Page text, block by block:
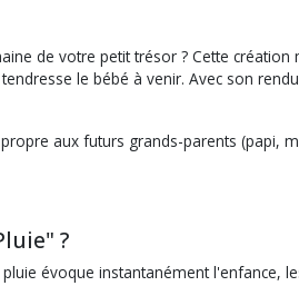
de votre petit trésor ? Cette
le bébé à venir. Avec son
aux futurs grands-parents (papi,
?
évoque instantanément l'enfance,